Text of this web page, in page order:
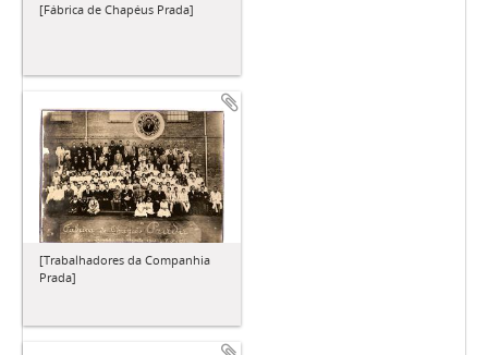
[Fábrica de Chapéus Prada]
[Trabalhadores da Companhia
Prada]